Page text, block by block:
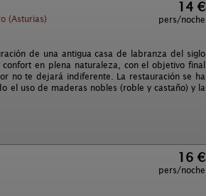
(Asturias)
14 €
pers/noche
de una antigua casa de labranza del siglo
en plena naturaleza, con el objetivo final
no te dejará indiferente. La restauración se ha
el uso de maderas nobles (roble y castaño) y la
16 €
pers/noche